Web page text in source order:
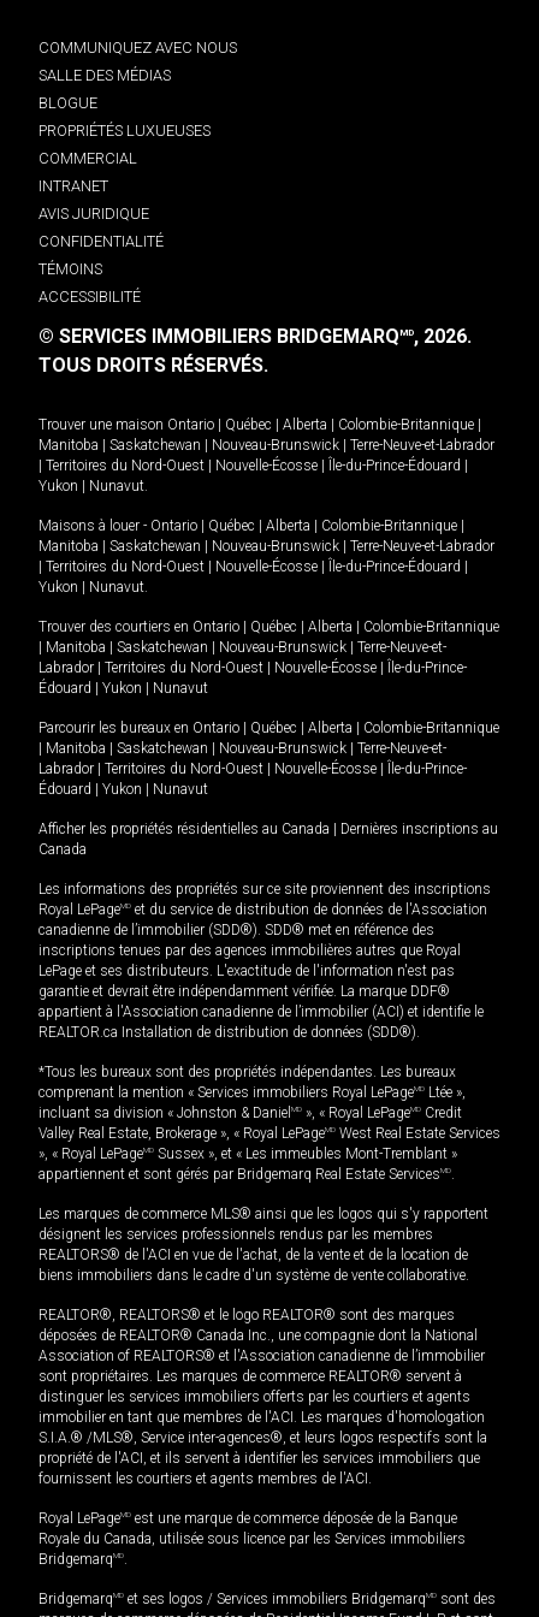
COMMUNIQUEZ AVEC NOUS
SALLE DES MÉDIAS
BLOGUE
PROPRIÉTÉS LUXUEUSES
COMMERCIAL
INTRANET
AVIS JURIDIQUE
CONFIDENTIALITÉ
TÉMOINS
ACCESSIBILITÉ
© SERVICES IMMOBILIERS BRIDGEMARQMD, 2026.
TOUS DROITS RÉSERVÉS.
Trouver une maison Ontario Québec Alberta Colombie-Britannique
Manitoba
Saskatchewan Nouveau-Brunswick
Terre-Neuve-et-Labrador
Territoires du Nord-Ouest Nouvelle-Écosse Île-du-Prince-Édouard
Yukon
Nunavut.
Maisons à louer - Ontario Québec Alberta Colombie-Britannique
Manitoba
Saskatchewan Nouveau-Brunswick
Terre-Neuve-et-Labrador
Territoires du Nord-Ouest Nouvelle-Écosse Île-du-Prince-Édouard
Yukon
Nunavut.
Trouver des courtiers en Ontario Québec Alberta
Colombie-Britannique
Manitoba Saskatchewan Nouveau-Brunswick
Terre-Neuve-et-
Labrador
Territoires du Nord-Ouest Nouvelle-Écosse
Île-du-Prince-
Édouard
Yukon Nunavut
Parcourir les bureaux en Ontario Québec Alberta
Colombie-Britannique
Manitoba Saskatchewan Nouveau-Brunswick
Terre-Neuve-et-
Labrador
Territoires du Nord-Ouest Nouvelle-Écosse
Île-du-Prince-
Édouard
Yukon Nunavut
Afficher les propriétés résidentielles au Canada
Dernières inscriptions au
Canada
Les informations des propriétés sur ce site proviennent des inscriptions
Royal LePageMD et du service de distribution de données de l'Association
canadienne de l’immobilier (SDD®). SDD® met en référence des
inscriptions tenues par des agences immobilières autres que Royal
LePage et ses distributeurs. L'exactitude de l'information n'est pas
garantie et devrait être indépendamment vérifiée. La marque DDF®
appartient à l'Association canadienne de l’immobilier (ACI) et identifie le
REALTOR.ca Installation de distribution de données (SDD®).
*Tous les bureaux sont des propriétés indépendantes. Les bureaux
comprenant la mention « Services immobiliers Royal LePageMD Ltée »,
incluant sa division « Johnston & Daniel MD », « Royal LePageMD Credit
Valley Real Estate, Brokerage », « Royal LePageMD West Real Estate Services
», « Royal LePageMD Sussex », et « Les immeubles Mont-Tremblant »
appartiennent et sont gérés par Bridgemarq Real Estate ServicesMD.
Les marques de commerce MLS® ainsi que les logos qui s'y rapportent
désignent les services professionnels rendus par les membres
REALTORS® de l'ACI en vue de l'achat, de la vente et de la location de
biens immobiliers dans le cadre d'un système de vente collaborative.
REALTOR®, REALTORS® et le logo REALTOR® sont des marques
déposées de REALTOR® Canada Inc., une compagnie dont la National
Association of REALTORS® et l'Association canadienne de l’immobilier
sont propriétaires. Les marques de commerce REALTOR® servent à
distinguer les services immobiliers offerts par les courtiers et agents
immobilier en tant que membres de l'ACI. Les marques d'homologation
S.I.A.® /MLS®, Service inter-agences®, et leurs logos respectifs sont la
propriété de l'ACI, et ils servent à identifier les services immobiliers que
fournissent les courtiers et agents membres de l'ACI.
Royal LePageMD est une marque de commerce déposée de la Banque
Royale du Canada, utilisée sous licence par les Services immobiliers
BridgemarqMD.
BridgemarqMD et ses logos / Services immobiliers BridgemarqMD sont des